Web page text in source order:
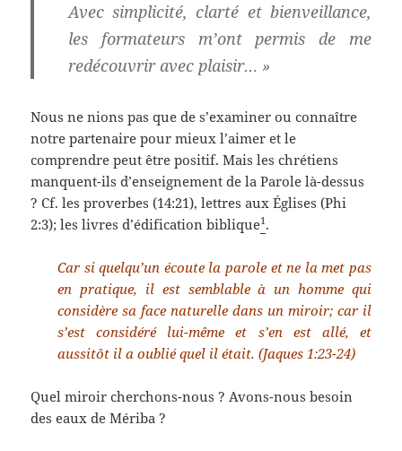
Avec simplicité, clarté et bienveillance,
les formateurs m’ont permis de me
redécouvrir avec plaisir… »
Nous ne nions pas que de s’examiner ou connaître
notre partenaire pour mieux l’aimer et le
comprendre peut être positif. Mais les chrétiens
manquent-ils d’enseignement de la Parole là-dessus
? Cf. les proverbes (14:21), lettres aux Églises (Phi
2:3); les livres d’édification biblique1.
Car si quelqu’un écoute la parole et ne la met pas
en pratique, il est semblable à un homme qui
considère sa face naturelle dans un miroir; car il
s’est considéré lui-même et s’en est allé, et
aussitôt il a oublié quel il était. (Jaques 1:23-24)
Quel miroir cherchons-nous ? Avons-nous besoin
des eaux de Mériba ?